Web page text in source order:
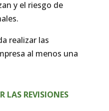
y el riesgo de
realizar las
al menos una
LAS REVISIONES